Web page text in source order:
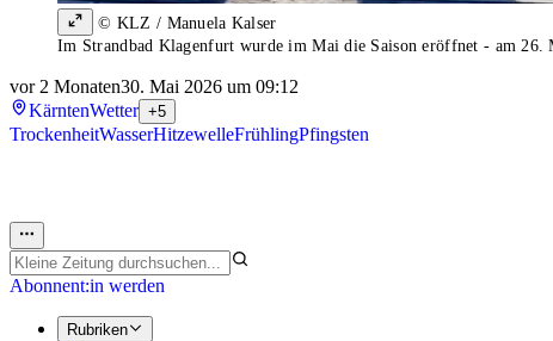
© KLZ / Manuela Kalser
Im Strandbad Klagenfurt wurde im Mai die Saison eröffnet - am 26.
vor 2 Monaten30. Mai 2026 um 09:12
KärntenWetter +5
TrockenheitWasserHitzewelleFrühlingPfingsten
Abonnent:in werden
Rubriken